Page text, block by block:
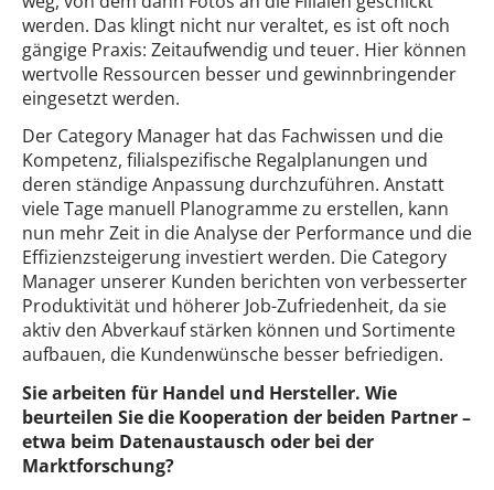
werden. Das klingt nicht nur veraltet, es ist oft noch
gängige Praxis: Zeitaufwendig und teuer. Hier können
wertvolle Ressourcen besser und gewinnbringender
eingesetzt werden.
Der Category Manager hat das Fachwissen und die
Kompetenz, filialspezifische Regalplanungen und
deren ständige Anpassung durchzuführen. Anstatt
viele Tage manuell Planogramme zu erstellen, kann
nun mehr Zeit in die Analyse der Performance und die
Effizienzsteigerung investiert werden. Die Category
Manager unserer Kunden berichten von verbesserter
Produktivität und höherer Job-Zufriedenheit, da sie
aktiv den Abverkauf stärken können und Sortimente
aufbauen, die Kundenwünsche besser befriedigen.
Sie arbeiten für Handel und Hersteller. Wie
beurteilen Sie die Kooperation der beiden Partner –
etwa beim Datenaustausch oder bei der
Marktforschung?